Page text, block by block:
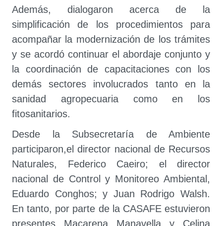
Además, dialogaron acerca de la
simplificación de los procedimientos para
acompañar la modernización de los trámites
y se acordó continuar el abordaje conjunto y
la coordinación de capacitaciones con los
demás sectores involucrados tanto en la
sanidad agropecuaria como en los
fitosanitarios.
Desde la Subsecretaría de Ambiente
participaron,el director nacional de Recursos
Naturales, Federico Caeiro; el director
nacional de Control y Monitoreo Ambiental,
Eduardo Conghos; y Juan Rodrigo Walsh.
En tanto, por parte de la CASAFE estuvieron
presentes Macarena Manavella y Celina